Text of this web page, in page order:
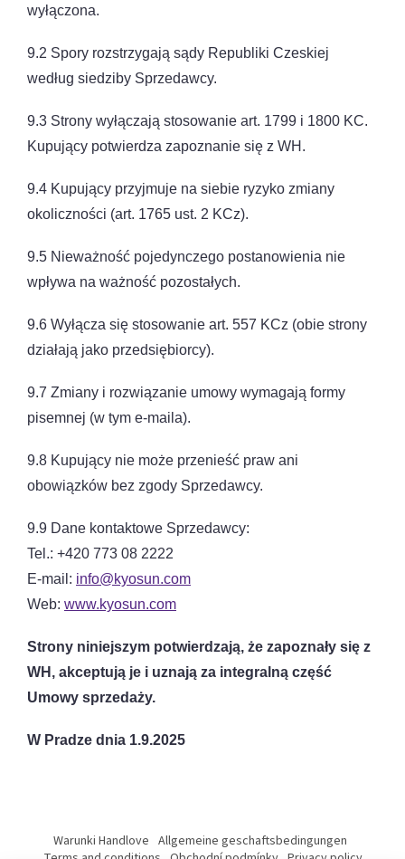
wyłączona.
9.2 Spory rozstrzygają sądy Republiki Czeskiej
według siedziby Sprzedawcy.
9.3 Strony wyłączają stosowanie art. 1799 i 1800 KC.
Kupujący potwierdza zapoznanie się z WH.
9.4 Kupujący przyjmuje na siebie ryzyko zmiany
okoliczności (art. 1765 ust. 2 KCz).
9.5 Nieważność pojedynczego postanowienia nie
wpływa na ważność pozostałych.
9.6 Wyłącza się stosowanie art. 557 KCz (obie strony
działają jako przedsiębiorcy).
9.7 Zmiany i rozwiązanie umowy wymagają formy
pisemnej (w tym e-maila).
9.8 Kupujący nie może przenieść praw ani
obowiązków bez zgody Sprzedawcy.
9.9 Dane kontaktowe Sprzedawcy:
Tel.: +420 773 08 2222
E-mail: info@kyosun.com
Web: www.kyosun.com
Strony niniejszym potwierdzają, że zapoznały się z
WH, akceptują je i uznają za integralną część
Umowy sprzedaży.
W Pradze dnia 1.9.2025
Warunki Handlove Allgemeine geschaftsbedingungen